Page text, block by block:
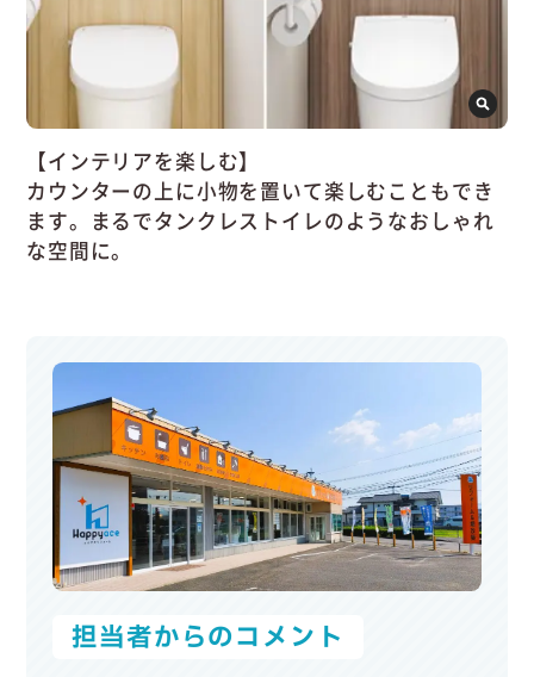
【インテリアを楽しむ】
カウンターの上に小物を置いて楽しむこともでき
ます。まるでタンクレストイレのようなおしゃれ
な空間に。
担当者からのコメント